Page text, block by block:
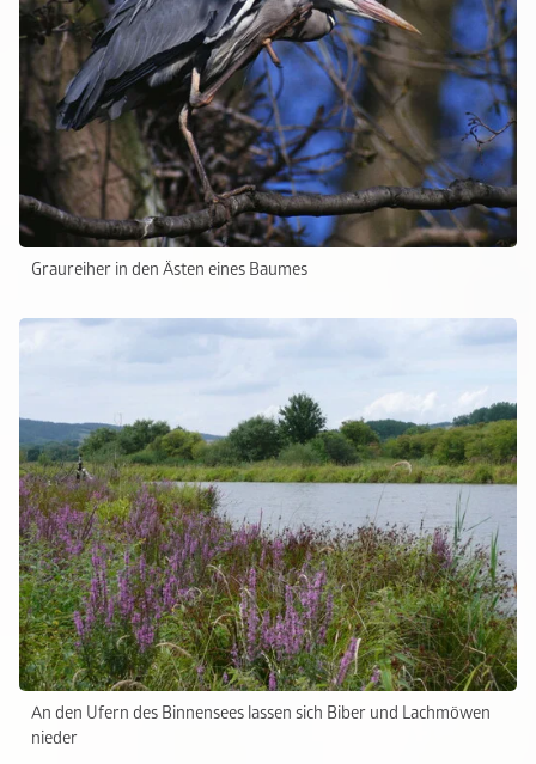
Graureiher in den Ästen eines Baumes
An den Ufern des Binnensees lassen sich Biber und Lachmöwen
nieder